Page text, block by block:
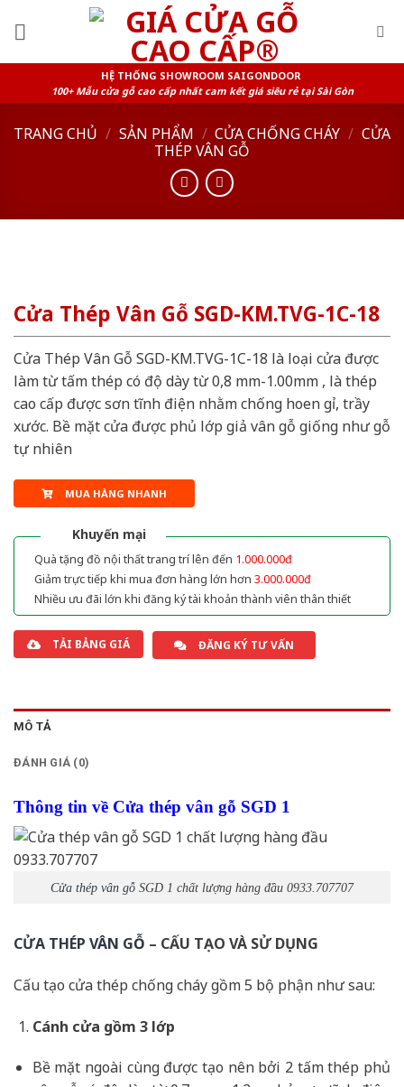
HỆ THỐNG SHOWROOM SAIGONDOOR
100+ Mẫu cửa gỗ cao cấp nhất cam kết giá siêu rẻ tại Sài Gòn
TRANG CHỦ / SẢN PHẨM / CỬA CHỐNG CHÁY / CỬA
THÉP VÂN GỖ
Cửa Thép Vân Gỗ SGD-KM.TVG-1C-18
Cửa Thép Vân Gỗ SGD-KM.TVG-1C-18 là loại cửa được
làm từ tấm thép có độ dày từ 0,8 mm-1.00mm , là thép
cao cấp được sơn tĩnh điện nhằm chống hoen gỉ, trầy
xước. Bề mặt cửa được phủ lớp giả vân gỗ giống như gỗ
tự nhiên
MUA HÀNG NHANH
Khuyến mại
Quà tặng đồ nội thất trang trí lên đến 1.000.000đ
Giảm trực tiếp khi mua đơn hàng lớn hơn 3.000.000đ
Nhiều ưu đãi lớn khi đăng ký tài khoản thành viên thân thiết
TẢI BẢNG GIÁ ĐĂNG KÝ TƯ VẤN
MÔ TẢ
ĐÁNH GIÁ (0)
Thông tin về Cửa thép vân gỗ SGD 1
Cửa thép vân gỗ SGD 1 chất lượng hàng đầu 0933.707707
CỬA THÉP VÂN GỖ – CẤU TẠO VÀ SỬ DỤNG
Cấu tạo cửa thép chống cháy gồm 5 bộ phận như sau:
Cánh cửa gồm 3 lớp
Bề mặt ngoài cùng được tạo nên bởi 2 tấm thép phủ